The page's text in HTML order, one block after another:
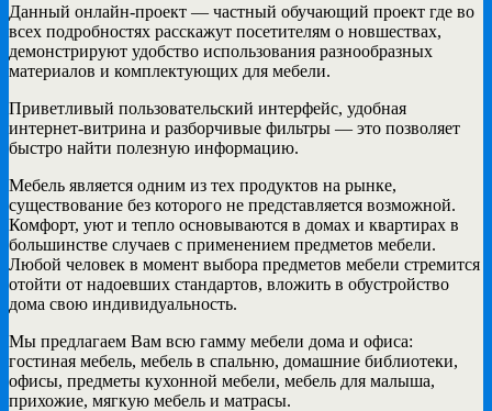
Данный онлайн-проект — частный обучающий проект где во
всех подробностях расскажут посетителям о новшествах,
демонстрируют удобство использования разнообразных
материалов и комплектующих для мебели.
Приветливый пользовательский интерфейс, удобная
интернет-витрина и разборчивые фильтры — это позволяет
быстро найти полезную информацию.
Мебель является одним из тех продуктов на рынке,
существование без которого не представляется возможной.
Комфорт, уют и тепло основываются в домах и квартирах в
большинстве случаев с применением предметов мебели.
Любой человек в момент выбора предметов мебели стремится
отойти от надоевших стандартов, вложить в обустройство
дома свою индивидуальность.
Мы предлагаем Вам всю гамму мебели дома и офиса:
гостиная мебель, мебель в спальню, домашние библиотеки,
офисы, предметы кухонной мебели, мебель для малыша,
прихожие, мягкую мебель и матрасы.